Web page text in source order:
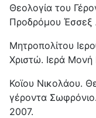
Θεολογία του
Προδρόμου Έσσεξ
Μητροπολίτου
Χριστώ. Ιερά Μονή
Κοϊου Νικολάου.
γέροντα
2007.